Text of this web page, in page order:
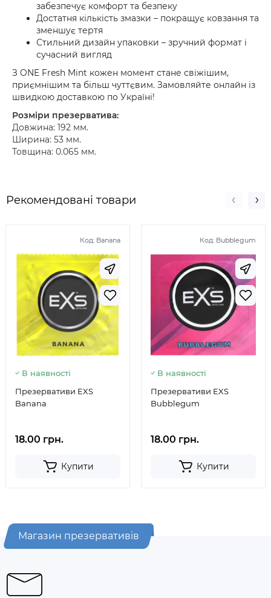
забезпечує комфорт та безпеку
Достатня кількість змазки – покращує ковзання та
зменшує тертя
Стильний дизайн упаковки – зручний формат і
сучасний вигляд
З ONE Fresh Mint кожен момент стане свіжішим,
приємнішим та більш чуттєвим. Замовляйте онлайн із
швидкою доставкою по Україні!
Розміри презерватива:
Довжина: 192 мм.
Ширина: 53 мм.
Товщина: 0.065 мм.
Рекомендовані товари
Код: Banana
В наявності
Презервативи EXS
Banana
18.00 грн.
Купити
Код: Bubblegum
В наявності
Презервативи EXS
Bubblegum
18.00 грн.
Купити
Магазин презервативів